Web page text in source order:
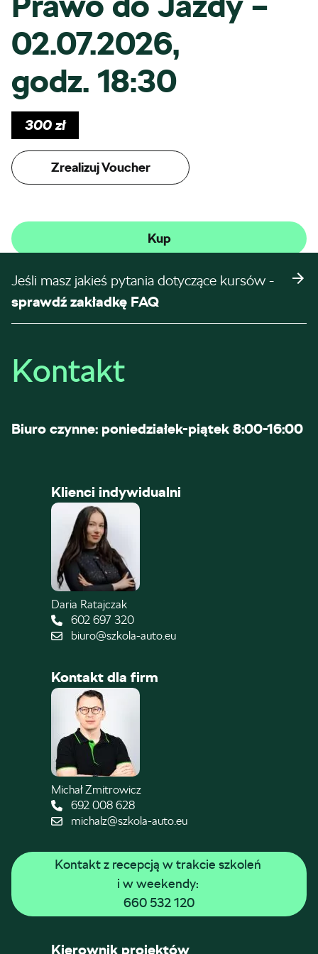
02.07.2026,
godz. 18:30
300zł
Zrealizuj Voucher
Kup
Jeśli masz jakieś pytania dotyczące kursów -
sprawdź zakładkę FAQ
Kontakt
Biuro czynne: poniedziałek-piątek 8:00-16:00
Klienci indywidualni
Daria Ratajczak
602 697 320
biuro@szkola-auto.eu
Kontakt dla firm
Michał Zmitrowicz
692 008 628
michalz@szkola-auto.eu
Kontakt z recepcją w trakcie szkoleń
i w weekendy:
660 532 120
Kierownik projektów